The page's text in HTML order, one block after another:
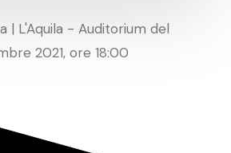
| L'Aquila - Auditorium del
2021, ore 18:00